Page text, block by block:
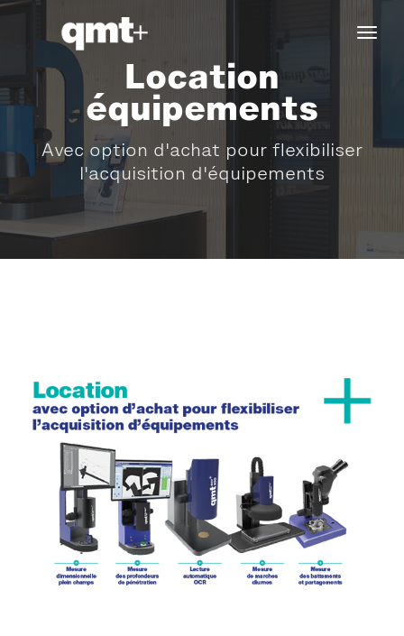
Location
équipements
Avec option d'achat pour flexibiliser
l'acquisition d'équipements